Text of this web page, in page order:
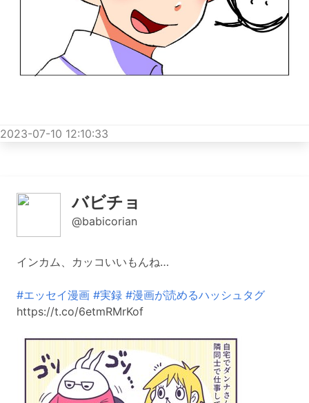
2023-07-10 12:10:33
バビチョ
@babicorian
インカム、カッコいいもんね…
#エッセイ漫画 #実録 #漫画が読めるハッシュタグ
https://t.co/6etmRMrKof